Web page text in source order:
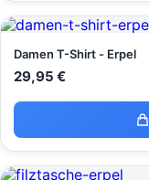
Damen T-Shirt - Erpel
29,95 €